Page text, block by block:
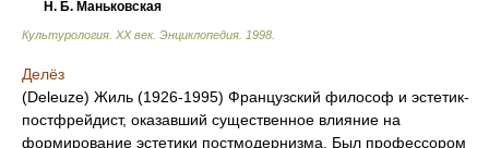
Н. Б. Маньковская
Культурология. XX век. Энциклопедия 1998
Делёз
(Deleuze) Жиль (1926-1995) Французский философ и эстетик-
постфрейдист, оказавший существенное влияние на
формирование эстетики постмодернизма. Был профессором